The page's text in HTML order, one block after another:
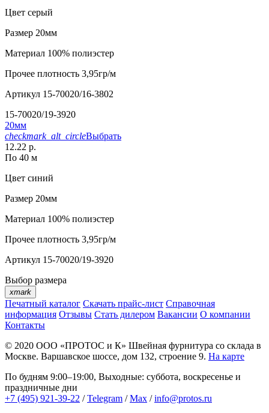
Цвет серый
Размер 20мм
Материал 100% полиэстер
Прочее плотность 3,95гр/м
Артикул 15-70020/16-3802
15-70020/19-3920
20мм
checkmark_alt_circleВыбрать
12.22 р.
По 40 м
Цвет синий
Размер 20мм
Материал 100% полиэстер
Прочее плотность 3,95гр/м
Артикул 15-70020/19-3920
Выбор размера
xmark
Печатный каталог Скачать прайс-лист Справочная
информация Отзывы Стать дилером Вакансии О компании
Контакты
© 2020 ООО «ПРОТОС и К» Швейная фурнитура со склада в
Москве. Варшавское шоссе, дом 132, строение 9. На карте
По будням 9:00–19:00, Выходные: суббота, воскресенье и
праздничные дни
+7 (495) 921-39-22 /Telegram /Max /info@protos.ru